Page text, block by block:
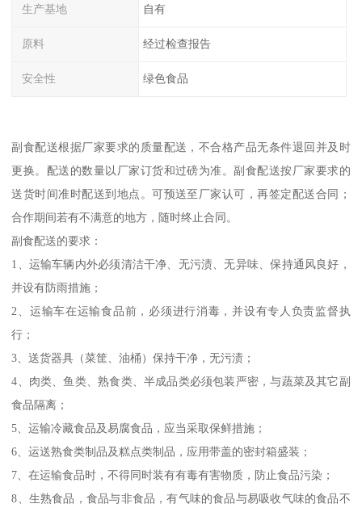
生产基地 自有
原料 经过检查报告
安全性 绿色食品
副食配送根据厂家要求的质量配送，不合格产品无条件退回并及时
更换。配送的数量以厂家订货和过磅为准。副食配送按厂家要求的
送货时间准时配送到地点。可预送至厂家认可，再签定配送合同；
合作期间若有不满意的地方，随时终止合同。
副食配送的要求：
1、运输车辆内外必须清洁干净、无污渍、无异味、保持通风良好，
并设有防雨措施；
2、运输车在运输食品前，必须进行消毒，并设有专人负责监督执
行；
3、送货器具（菜筐、油桶）保持干净，无污渍；
4、肉类、鱼类、熟食类、半成品类必须包装严密，与蔬菜及其它副
食品隔离；
5、运输冷藏食品及易腐食品，应当采取保鲜措施；
6、运送熟食类制品及糕点类制品，应用带盖的密封箱盛装；
7、在运输食品时，不得同时装有有毒有害物质，防止食品污染；
8、生熟食品，食品与非食品，有气味的食品与易吸收气味的食品不